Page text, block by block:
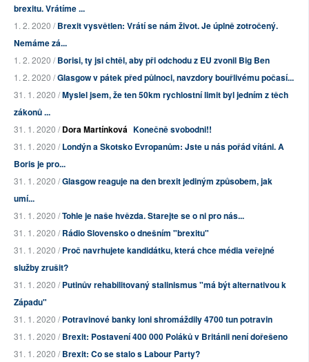
brexitu. Vrátíme ...
1. 2. 2020 /Brexit vysvětlen: Vrátí se nám život. Je úplně zotročený.
Nemáme zá...
1. 2. 2020 /Borisi, ty jsi chtěl, aby při odchodu z EU zvonil Big Ben
1. 2. 2020 /Glasgow v pátek před půlnoci, navzdory bouřlivému počasí...
31. 1. 2020 /Myslel jsem, že ten 50km rychlostní limit byl jedním z těch
zákonů ...
31. 1. 2020 /Dora Martínková Konečně svobodni!!
31. 1. 2020 /Londýn a Skotsko Evropanům: Jste u nás pořád vítáni. A
Boris je pro...
31. 1. 2020 /Glasgow reaguje na den brexit jediným způsobem, jak
umí...
31. 1. 2020 /Tohle je naše hvězda. Starejte se o ni pro nás...
31. 1. 2020 /Rádio Slovensko o dnešním "brexitu"
31. 1. 2020 /Proč navrhujete kandidátku, která chce média veřejné
služby zrušit?
31. 1. 2020 /Putinův rehabilitovaný stalinismus "má být alternativou k
Západu"
31. 1. 2020 /Potravinové banky loni shromáždily 4700 tun potravin
31. 1. 2020 /Brexit: Postavení 400 000 Poláků v Británii není dořešeno
31. 1. 2020 /Brexit: Co se stalo s Labour Party?